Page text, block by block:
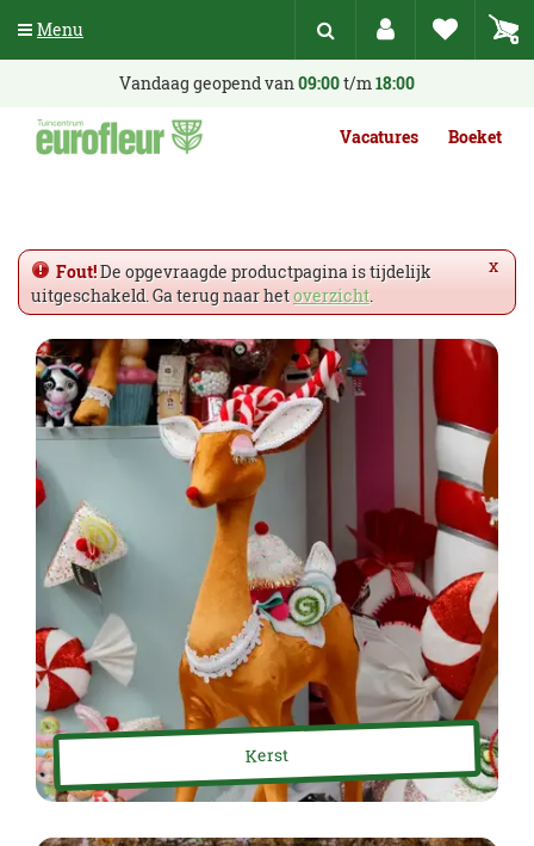
n
Vandaag geopend van09:00t/m18:00
Vacatures Boeket
x
Fout!De opgevraagde productpagina is tijdelijk
uitgeschakeld. Ga terug naar hetoverzicht.
Kerst
Menu